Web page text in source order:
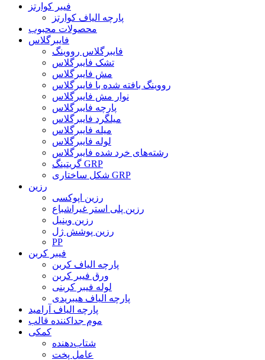
فیبر کوارتز
پارچه الیاف کوارتز
محصولات محبوب
فایبرگلاس
فایبرگلاس رووینگ
تشک فایبرگلاس
مش فایبرگلاس
رووینگ بافته شده با فایبرگلاس
نوار مش فایبرگلاس
پارچه فایبرگلاس
میلگرد فایبرگلاس
میله فایبرگلاس
لوله فایبرگلاس
رشته‌های خرد شده فایبرگلاس
گریتینگ GRP
شکل ساختاری GRP
رزین
رزین اپوکسی
رزین پلی استر غیراشباع
رزین وینیل
رزین پوشش ژل
PP
فیبر کربن
پارچه الیاف کربن
ورق فیبر کربن
لوله فیبر کربنی
پارچه الیاف هیبریدی
پارچه الیاف آرامید
موم جداکننده قالب
کمکی
شتاب‌دهنده
عامل پخت